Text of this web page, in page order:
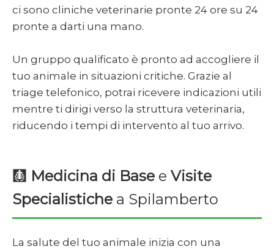
ci sono cliniche veterinarie pronte 24 ore su 24
pronte a darti una mano.
Un gruppo qualificato è pronto ad accogliere il
tuo animale in situazioni critiche. Grazie al
triage telefonico, potrai ricevere indicazioni utili
mentre ti dirigi verso la struttura veterinaria,
riducendo i tempi di intervento al tuo arrivo.
🩻 Medicina di Base e Visite
Specialistiche a Spilamberto
La salute del tuo animale inizia con una